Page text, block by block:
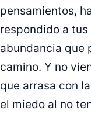
pensamientos,
respondido a
abundancia que
camino. Y no
que arrasa con
el miedo al no